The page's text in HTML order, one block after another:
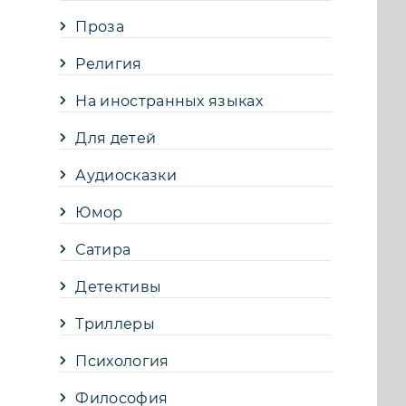
Проза
Религия
На иностранных языках
Для детей
Аудиосказки
Юмор
Сатира
Детективы
Триллеры
Психология
Философия